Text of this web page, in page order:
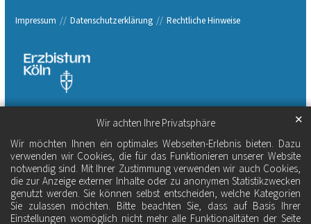
Wir achten Ihre Privatsphäre
Wir möchten Ihnen ein optimales Webseiten-Erlebnis bieten. Dazu
verwenden wir Cookies, die für das Funktionieren unserer Website
notwendig sind. Mit Ihrer Zustimmung verwenden wir auch Cookies,
die zur Anzeige externer Inhalte oder zu anonymen Statistikzwecken
genutzt werden. Sie können selbst entscheiden, welche Kategorien
Sie zulassen möchten. Bitte beachten Sie, dass auf Basis Ihrer
Einstellungen womöglich nicht mehr alle Funktionalitäten der Seite
✕
Impressum Datenschutzerklärung Rechtliche Hinweise